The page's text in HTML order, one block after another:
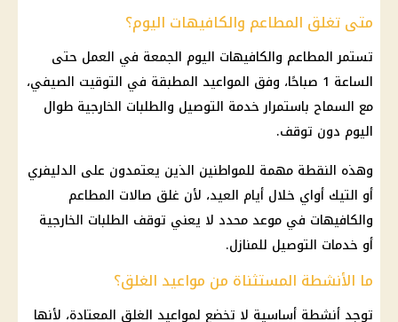
متى تغلق المطاعم والكافيهات اليوم؟
تستمر المطاعم والكافيهات اليوم الجمعة في العمل حتى
الساعة 1 صباحًا، وفق المواعيد المطبقة في التوقيت الصيفي،
مع السماح باستمرار خدمة التوصيل والطلبات الخارجية طوال
اليوم دون توقف.
وهذه النقطة مهمة للمواطنين الذين يعتمدون على الدليفري
أو التيك أواي خلال أيام العيد، لأن غلق صالات المطاعم
والكافيهات في موعد محدد لا يعني توقف الطلبات الخارجية
أو خدمات التوصيل للمنازل.
ما الأنشطة المستثناة من مواعيد الغلق؟
توجد أنشطة أساسية لا تخضع لمواعيد الغلق المعتادة، لأنها